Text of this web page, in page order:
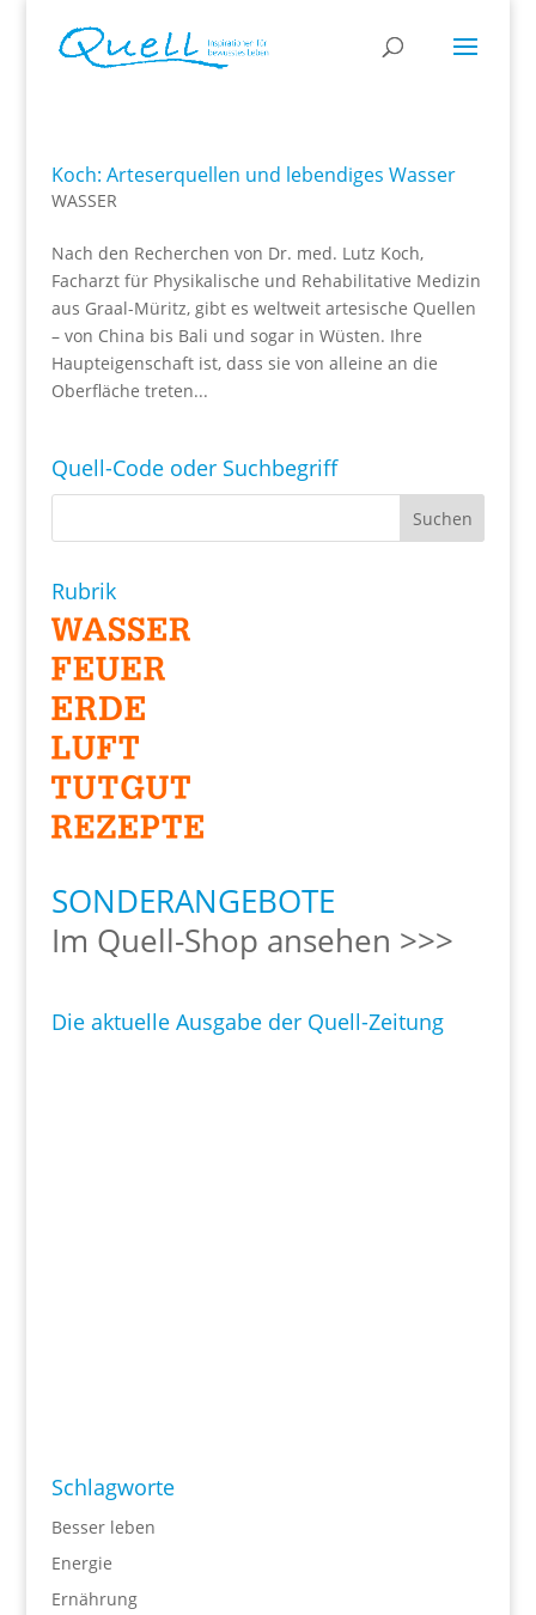
Koch: Arteserquellen und lebendiges Wasser
WASSER
Nach den Recherchen von Dr. med. Lutz Koch,
Facharzt für Physikalische und Rehabilitative Medizin
aus Graal-Müritz, gibt es weltweit artesische Quellen
– von China bis Bali und sogar in Wüsten. Ihre
Haupteigenschaft ist, dass sie von alleine an die
Oberfläche treten...
Quell-Code oder Suchbegriff
Rubrik
SONDERANGEBOTE
Im Quell-Shop ansehen >>>
Die aktuelle Ausgabe der Quell-Zeitung
Schlagworte
Besser leben
Energie
Ernährung